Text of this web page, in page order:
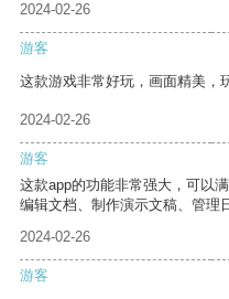
2024-02-26
游客
这款游戏非常好玩，画面精美，
2024-02-26
游客
这款app的功能非常强大，可以
编辑文档、制作演示文稿、管理
2024-02-26
游客